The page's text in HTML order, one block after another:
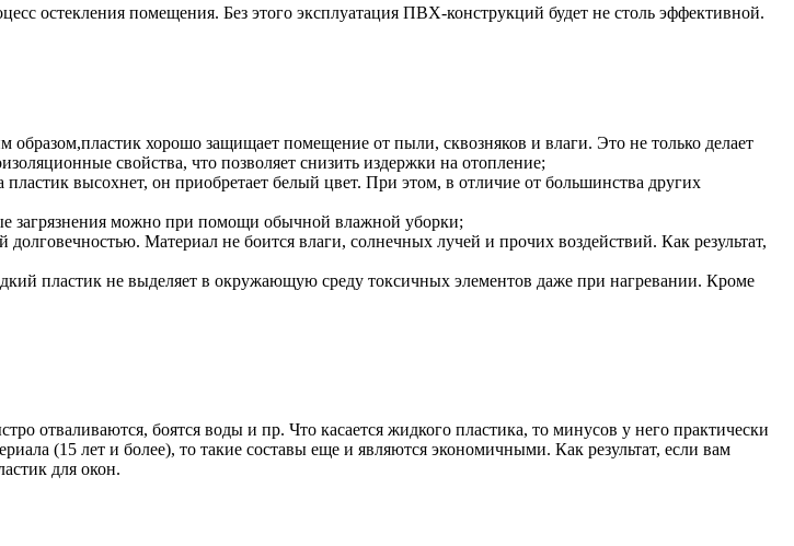
остекления помещения. Без этого эксплуатация ПВХ-конструкций будет не столь эффективной.
хорошо защищает помещение от пыли, сквозняков и влаги. Это не только делает
свойства, что позволяет снизить издержки на отопление;
высохнет, он приобретает белый цвет. При этом, в отличие от большинства других
загрязнения можно при помощи обычной влажной уборки;
долговечностью. Материал не боится влаги, солнечных лучей и прочих воздействий. Как результат,
пластик не выделяет в окружающую среду токсичных элементов даже при нагревании. Кроме
отваливаются, боятся воды и пр. Что касается жидкого пластика, то минусов у него практически
(15 лет и более), то такие составы еще и являются экономичными. Как результат, если вам
для окон.